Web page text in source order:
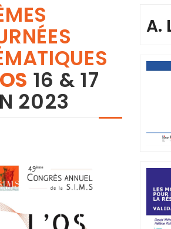
16 & 17
2023
A.